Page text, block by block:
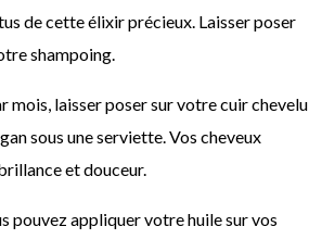
de cette élixir précieux. Laisser poser
shampoing.
mois, laisser poser sur votre cuir chevelu
sous une serviette. Vos cheveux
et douceur.
pouvez appliquer votre huile sur vos